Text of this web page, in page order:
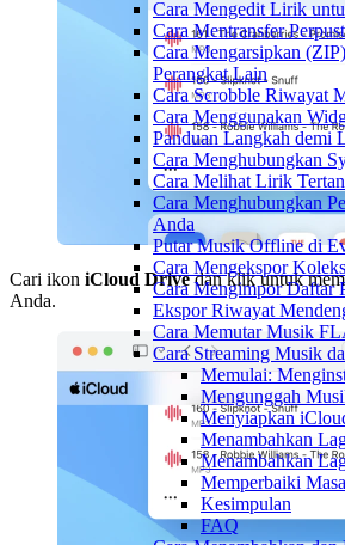
Cara Mengedit Lirik
Cara Mentransfer
Cara Mengarsipkan
Perangkat Lain
Cara Scrobble Riwayat
Cara Menggunakan
Panduan Langkah demi
Cara Menghubungkan
Cara Melihat Lirik
Cara Menghubungkan
Anda
Putar Musik Offline di
Cara Mengekspor
Cara Mengimpor Daftar
Ekspor Riwayat
Cara Memutar Musik
Cara Streaming Musik
Memulai:
Mengunggah
Menyiapkan
Menambahkan
Menambahkan
Memperbaiki
Kesimpulan
FAQ
Cari ikon iCloud Drivedan klik untuk
Anda.